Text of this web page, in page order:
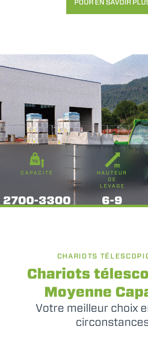
POUR EN SAVOIR
CAPACITÉ
2700-3300
HAUTEUR
DE
LEVAGE
6-9
CHARIOTS
Chariots
Moyenne
Votre meilleur choix